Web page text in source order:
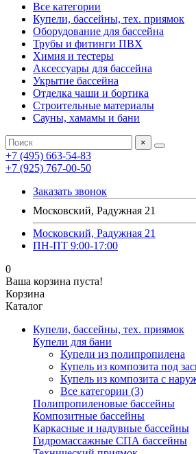
Все категории
Купели, бассейны, тех. приямок
Оборудование для бассейна
Трубы и фитинги ПВХ
Химия и тестеры
Аксессуары для бассейна
Укрытие бассейна
Отделка чаши и бортика
Строительные материалы
Сауны, хамамы и бани
×
+7 (495) 663-54-83
+7 (925) 767-00-50
Заказать звонок
Московский, Радужная 21
Московский, Радужная 21
ПН-ПТ 9:00-17:00
0
Ваша корзина пуста!
Корзина
Каталог
Купели, бассейны, тех. приямок
Купели для бани
Купели из полипропилена
Купель из композита под
Купель из композита с
Все категории (3)
Полипропиленовые бассейны
Композитные бассейны
Каркасные и надувные бассейны
Гидромассажные СПА бассейны